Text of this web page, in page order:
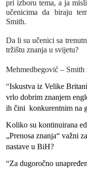
pri izboru tema, a ja
učenicima da biraju
Smith.
Da li su učenici sa
tržištu znanja u svijetu?
Mehmedbegović – Smith
“Iskustva iz Velike
vrlo dobrim znanjem
ih čini konkurentnim na
Koliko su kontinuirana
„Prenosa znanja“ važni
nastave u BiH?
“Za dugoročno